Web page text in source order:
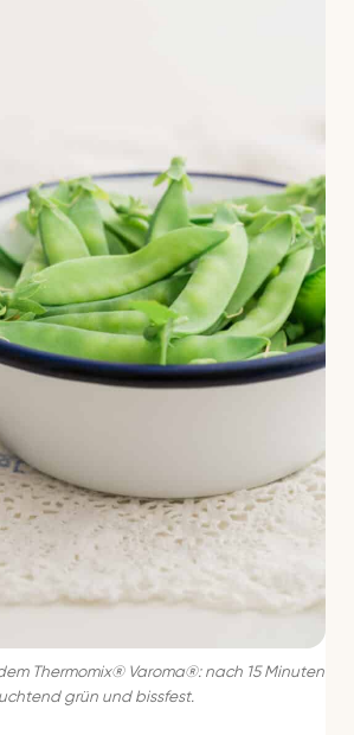
Thermomix® Varoma®: nach 15 Minuten
grün und bissfest.